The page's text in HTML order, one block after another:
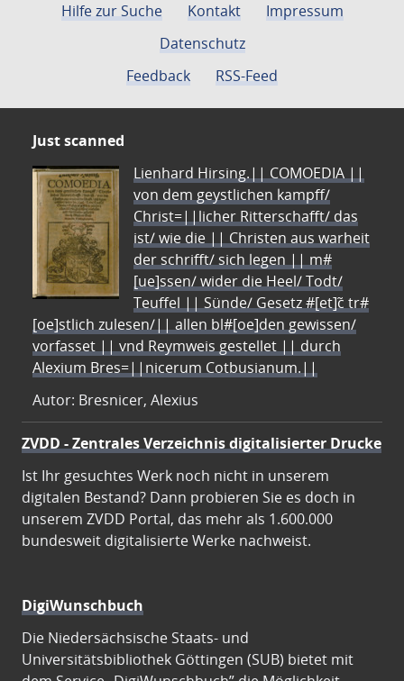
Hilfe zur Suche Kontakt
Impressum
Datenschutz
Feedback
RSS-Feed
Just scanned
Lienhard Hirsing.|| COMOEDIA ||
von dem geystlichen kampff/
Christ=||licher Ritterschafft/ das
ist/ wie die || Christen aus warheit
der schrifft/ sich legen || m#
[ue]ssen/ wider die Heel/ Todt/
Teuffel || Sünde/ Gesetz #[et]c̃ tr#
[oe]stlich zulesen/|| allen bl#[oe]den gewissen/
vorfasset || vnd Reymweis gestellet || durch
Alexium Bres=||nicerum Cotbusianum.||
Autor: Bresnicer, Alexius
ZVDD - Zentrales Verzeichnis digitalisierter Drucke
Ist Ihr gesuchtes Werk noch nicht in unserem
digitalen Bestand? Dann probieren Sie es doch in
unserem ZVDD Portal, das mehr als 1.600.000
bundesweit digitalisierte Werke nachweist.
DigiWunschbuch
Die Niedersächsische Staats- und
Universitätsbibliothek Göttingen (SUB) bietet mit